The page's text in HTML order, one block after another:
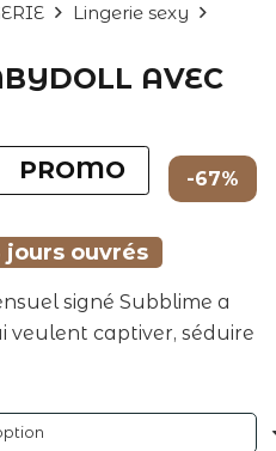
Lingerie sexy
AVEC
:
€.
PROMO -67%
jours ouvrés
signé Subblime a
veulent captiver, séduire